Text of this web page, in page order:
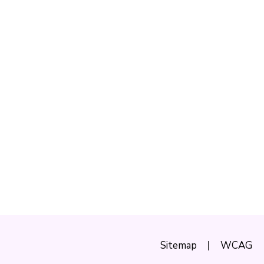
Sitemap WCAG